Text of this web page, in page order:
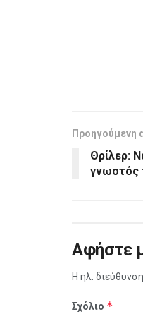
Προηγούμενη
Θρίλερ:
γνωστός
Αφήστε
Η ηλ.
Σχόλιο *